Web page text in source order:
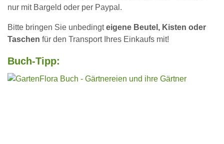
nur mit Bargeld oder per Paypal.
Bitte bringen Sie unbedingteigene Beutel, Kisten oder
Taschen für den Transport Ihres Einkaufs mit!
Buch-Tipp: